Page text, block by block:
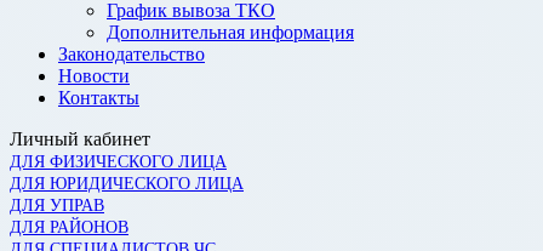
График вывоза ТКО
Дополнительная информация
Законодательство
Новости
Контакты
Личный кабинет
ДЛЯ ФИЗИЧЕСКОГО ЛИЦА
ДЛЯ ЮРИДИЧЕСКОГО ЛИЦА
ДЛЯ УПРАВ
ДЛЯ РАЙОНОВ